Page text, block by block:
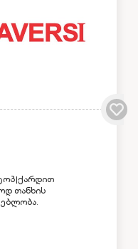
თანხის